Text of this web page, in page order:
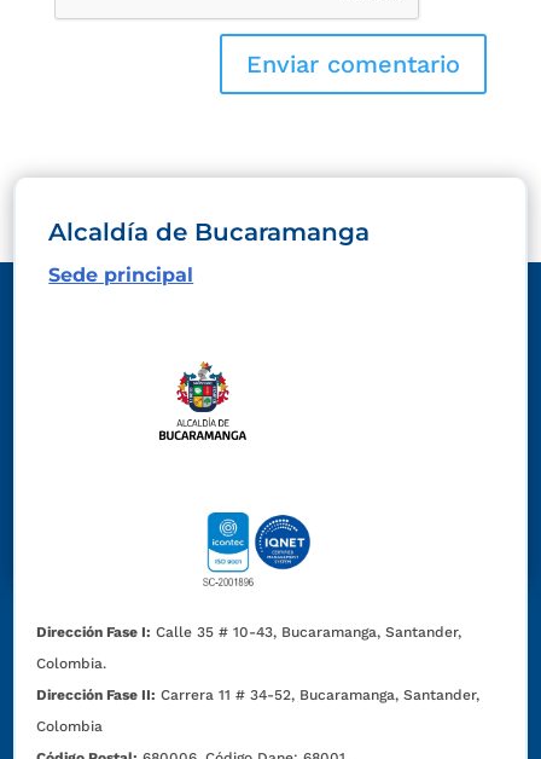
Alcaldía de Bucaramanga
Sede principal
Dirección Fase I: Calle 35 # 10-43, Bucaramanga, Santander,
Colombia.
Dirección Fase II: Carrera 11 # 34-52, Bucaramanga, Santander,
Colombia